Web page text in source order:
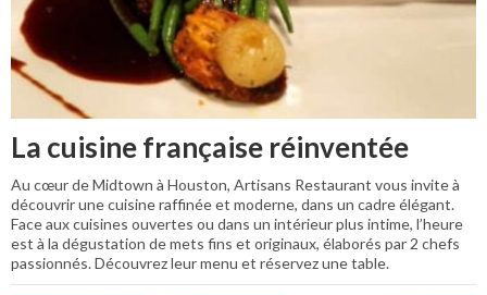
La cuisine française réinventée
Au cœur de Midtown à Houston, Artisans Restaurant vous invite à
découvrir une cuisine raffinée et moderne, dans un cadre élégant.
Face aux cuisines ouvertes ou dans un intérieur plus intime, l’heure
est à la dégustation de mets fins et originaux, élaborés par 2 chefs
passionnés. Découvrez leur menu et réservez une table.